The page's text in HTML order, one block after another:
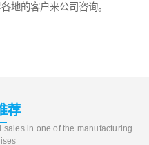
地的客户来公司咨询。
荐
in one of the manufacturing